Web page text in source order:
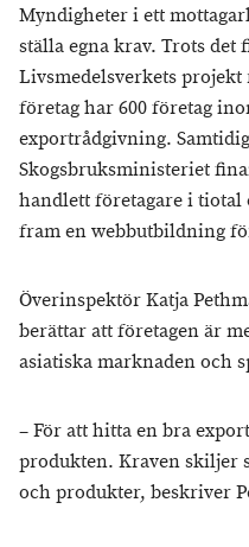
Myndigheter i ett
ställa egna krav. Trots
Livsmedelsverkets
företag har 600 företag
exportrådgivning.
Skogsbruksministeriet
handlett företagare i tiotal
fram en webbutbildning
Överinspektör Katja
berättar att företagen är
asiatiska marknaden och
– För att hitta en bra
produkten. Kraven skiljer
och produkter, beskriver